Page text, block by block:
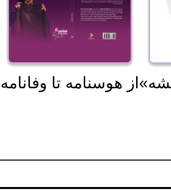
از هوسنامه تا وفانامه